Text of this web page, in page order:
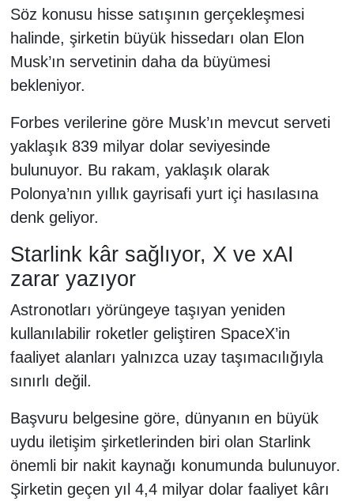
Söz konusu hisse satışının gerçekleşmesi
halinde, şirketin büyük hissedarı olan Elon
Musk’ın servetinin daha da büyümesi
bekleniyor.
Forbes verilerine göre Musk’ın mevcut serveti
yaklaşık 839 milyar dolar seviyesinde
bulunuyor. Bu rakam, yaklaşık olarak
Polonya’nın yıllık gayrisafi yurt içi hasılasına
denk geliyor.
Starlink kâr sağlıyor, X ve xAI
zarar yazıyor
Astronotları yörüngeye taşıyan yeniden
kullanılabilir roketler geliştiren SpaceX’in
faaliyet alanları yalnızca uzay taşımacılığıyla
sınırlı değil.
Başvuru belgesine göre, dünyanın en büyük
uydu iletişim şirketlerinden biri olan Starlink
önemli bir nakit kaynağı konumunda bulunuyor.
Şirketin geçen yıl 4,4 milyar dolar faaliyet kârı